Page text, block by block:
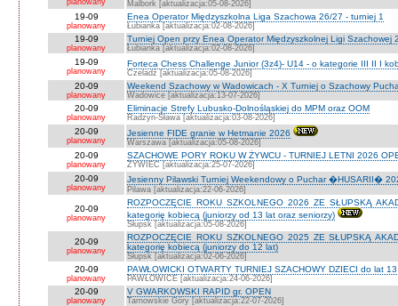
planowany Malbork [aktualizacja:05-08-2026]
19-09
planowany
Enea Operator Międzyszkolna Liga Szachowa 26/27 - turniej 1
Łubianka [aktualizacja:02-08-2026]
19-09
planowany
Turniej Open przy Enea Operator Międzyszkolnej Ligi Szachowej
Łubianka [aktualizacja:02-08-2026]
19-09
planowany
Forteca Chess Challenge Junior (3z4)- U14 - o kategorie III II I
Czeladź [aktualizacja:05-08-2026]
20-09
planowany
Weekend Szachowy w Wadowicach - X Turniej o Szachowy
Wadowice [aktualizacja:13-07-2026]
20-09
planowany
Eliminacje Strefy Lubusko-Dolnośląskiej do MPM oraz OOM
Radzyn-Sława [aktualizacja:03-08-2026]
20-09
planowany
Jesienne FIDE granie w Hetmanie 2026
Warszawa [aktualizacja:05-08-2026]
20-09
planowany
SZACHOWE PORY ROKU W ŻYWCU - TURNIEJ LETNI 2026
ŻYWIEC [aktualizacja:25-07-2026]
20-09
planowany
Jesienny Pilawski Turniej Weekendowy o Puchar �HUSARII�
Pilawa [aktualizacja:22-06-2026]
20-09
planowany
ROZPOCZĘCIE ROKU SZKOLNEGO 2026 ZE SŁUPSKĄ
kategorię kobiecą (juniorzy od 13 lat oraz seniorzy)
Słupsk [aktualizacja:05-08-2026]
20-09
planowany
ROZPOCZĘCIE ROKU SZKOLNEGO 2025 ZE SŁUPSKĄ
kategorię kobiecą (juniorzy do 12 lat)
Słupsk [aktualizacja:02-06-2026]
20-09
planowany
PAWŁOWICKI OTWARTY TURNIEJ SZACHOWY DZIECI do lat
PAWŁOWICE [aktualizacja:24-06-2026]
20-09
planowany
V GWARKOWSKI RAPID gr. OPEN
Tarnowskie Góry [aktualizacja:22-07-2026]